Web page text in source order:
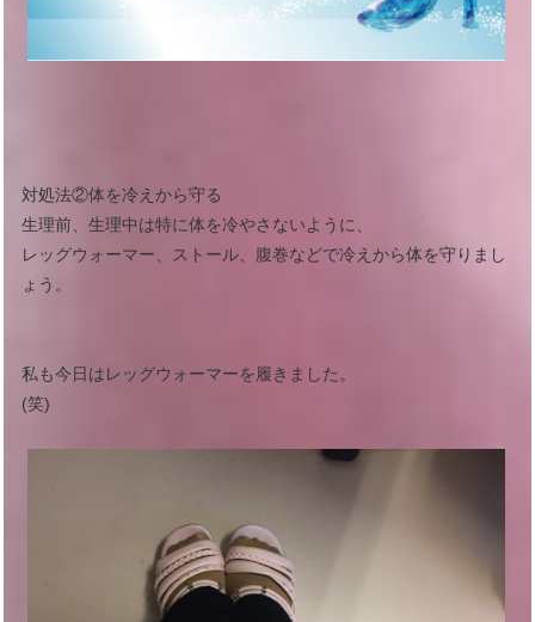
対処法②体を冷えから守る
生理前、生理中は特に体を冷やさないように、
レッグウォーマー、ストール、腹巻などで冷えから体を守りまし
ょう。
私も今日はレッグウォーマーを履きました。
(笑)